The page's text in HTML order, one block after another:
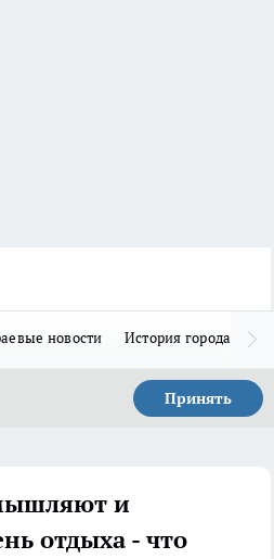
новости История города Н
Принять
и
отдыха - что